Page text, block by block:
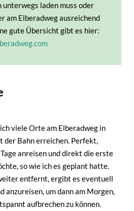
unterwegs laden muss oder
am Elberadweg ausreichend
gute Übersicht gibt es hier:
viele Orte am Elberadweg in
der Bahn erreichen. Perfekt,
anreisen und direkt die erste
so wie ich es geplant hatte.
entfernt, ergibt es eventuell
anzureisen, um dann am Morgen,
aufbrechen zu können.